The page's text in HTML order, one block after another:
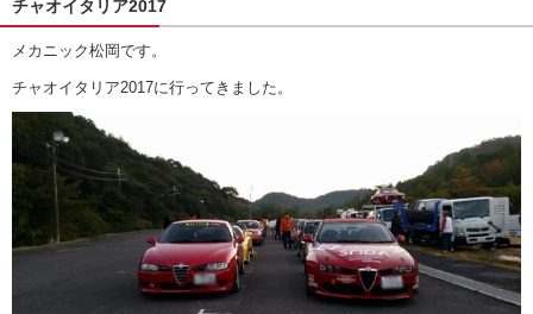
チャオイタリア2017
メカニック松岡です。
チャオイタリア2017に行ってきました。